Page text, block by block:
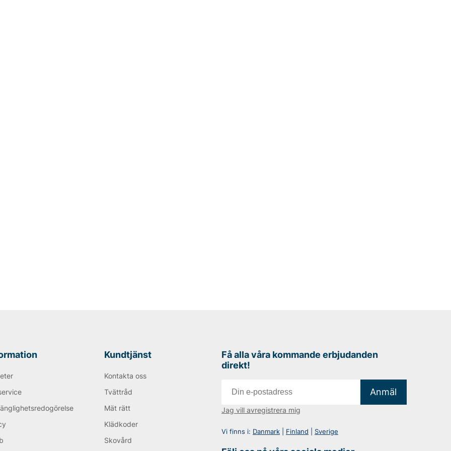
prestandaplagg för
innovativa och
ständigt efter nya sätt
Kundtjänst
Kontakta oss
Tvättråd
Mät rätt
Klädkoder
Skovård
Få alla våra kommande erbjudanden
direkt!
Anmäl
Jag vill avregistrera mig
Vi finns i: Danmark| Finland Sverige